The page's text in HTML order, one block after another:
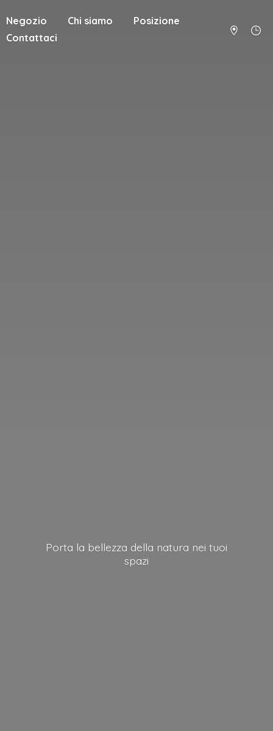
Negozio Chi siamo
Posizione
Contattaci
Porta la bellezza della natura nei tuoi
spazi